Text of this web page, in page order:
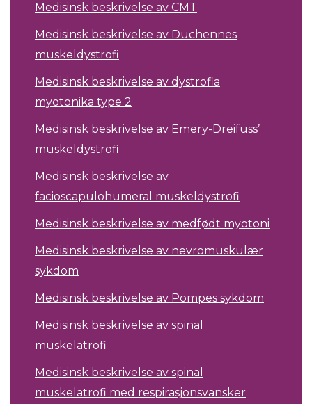
Medisinsk beskrivelse av CMT
Medisinsk beskrivelse av Duchennes
muskeldystrofi
Medisinsk beskrivelse av dystrofia
myotonika type 2
Medisinsk beskrivelse av Emery-Dreifuss’
muskeldystrofi
Medisinsk beskrivelse av
facioscapulohumeral muskeldystrofi
Medisinsk beskrivelse av medfødt myotoni
Medisinsk beskrivelse av nevromuskulær
sykdom
Medisinsk beskrivelse av Pompes sykdom
Medisinsk beskrivelse av spinal
muskelatrofi
Medisinsk beskrivelse av spinal
muskelatrofi med respirasjonsvansker